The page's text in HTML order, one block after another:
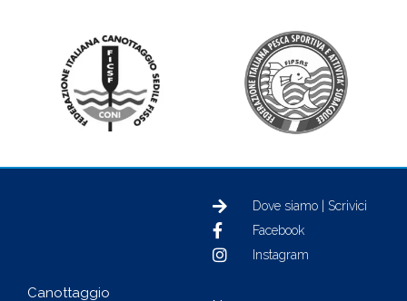
Dove siamo | Scrivici
Facebook
Instagram
Canottaggio